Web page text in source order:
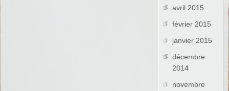
avril 2015
février 2015
janvier 2015
décembre
2014
novembre